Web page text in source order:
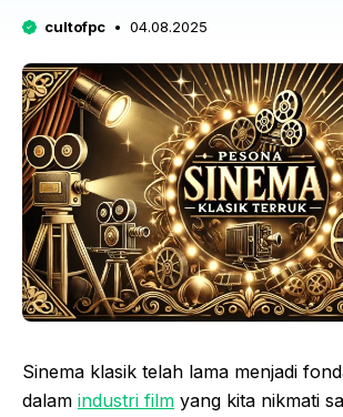
cultofpc 04.08.2025
Sinema klasik telah lama menjadi
dalam industri film yang kita nikmati